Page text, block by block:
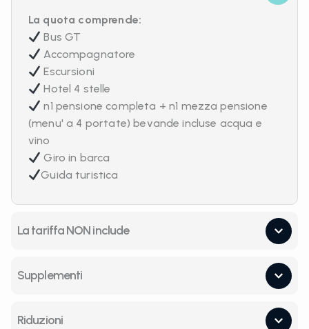
La quota comprende:
Bus GT
Accompagnatore
Escursioni
Hotel 4 stelle
n1 pensione completa + n1 mezza pensione
(menu' a 4 portate) bevande incluse acqua e
vino
Giro in barca
Guida turistica
La tariffa NON include
Supplementi
Riduzioni